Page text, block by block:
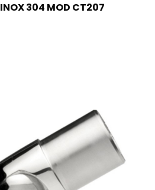
304 MOD CT207